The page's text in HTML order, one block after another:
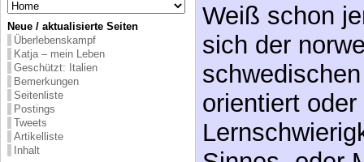
Neue / aktualisierte Seiten
Überlebenskampf
Katja – mein Leben
Geschützt: Italien
Bemerkungen
Seitenliste
Postings
Tweets
Artikelliste
Inhalt
Weiß schon
sich der
orientiert